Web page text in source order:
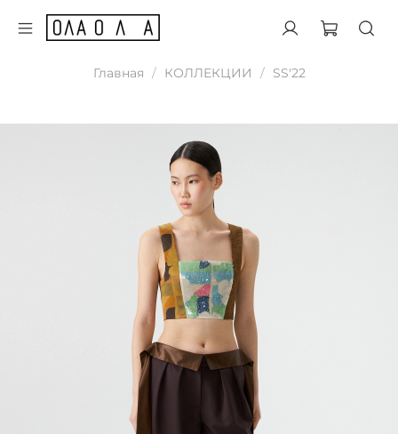
Главная КОЛЛЕКЦИИ SS'22